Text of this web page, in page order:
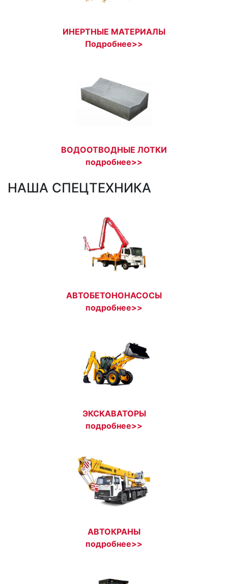
ИНЕРТНЫЕ МАТЕРИАЛЫ
Подробнее>>
ВОДООТВОДНЫЕ ЛОТКИ
подробнее>>
НАША СПЕЦТЕХНИКА
АВТОБЕТОНОНАСОСЫ
подробнее>>
ЭКСКАВАТОРЫ
подробнее>>
АВТОКРАНЫ
подробнее>>